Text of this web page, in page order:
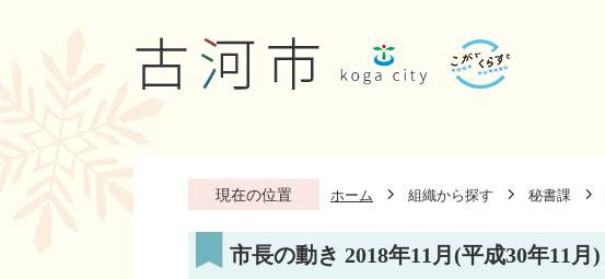
現在の位置 ホーム 組織から探す 秘書課
市長の動き 2018年11月(平成30年11月)